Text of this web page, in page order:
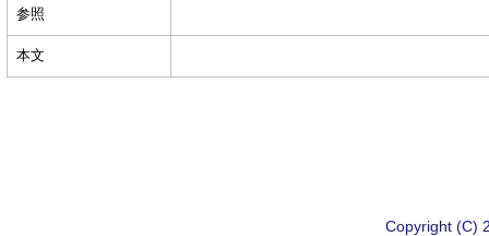
参照
本文
Copyright (C)